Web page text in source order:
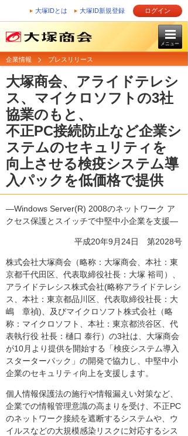
大塚IDとは 大塚ID新規登録 ログイン
メニュー
企業情報 プレスリリース
大塚商会、アライドテレシ
ス、マイクロソフトの3社
協業のもと、
不正PC接続防止など企業シ
ステムのセキュリティを
向上させる検疫システム導
入パックを低価格で提供
―Windows Server(R) 2008のネットワーク ア
クセス保護とスイッチで中堅中小企業を支援―
平成20年9月24日 第2028号
株式会社大塚商会（略称：大塚商会、本社：東
京都千代田区、代表取締役社長：大塚 裕司）、
アライドテレシス株式会社(略称アライドテレシ
ス、本社：東京都品川区、代表取締役社長：大
嶋 章禎)、及びマイクロソフト株式会社（略
称：マイクロソフト、本社：東京都渋谷区、代
表執行役 社長：樋口 泰行）の3社は、大塚商会
が10月より提供を開始する「検疫システム導入
スターターパック」の開発で協力し、中堅中小
企業のセキュリティ向上を支援します。
個人情報保護法の施行や情報漏えい対策など、
企業での情報管理意識の高まりを受け、不正PC
のネットワーク接続を遮断するシステムや、ウ
イルスなどの大規模感染リスクに対応するシス